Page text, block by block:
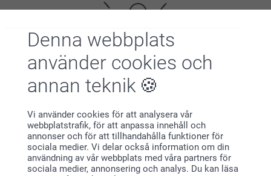
Denna webbplats
använder cookies och
annan teknik
Vi använder cookies för att analysera vår
webbplatstrafik, för att anpassa innehåll och
annonser och för att tillhandahålla funktioner för
sociala medier. Vi delar också information om din
användning av vår webbplats med våra partners för
sociala medier, annonsering och analys. Du kan läsa
Bonus på alla dina köp